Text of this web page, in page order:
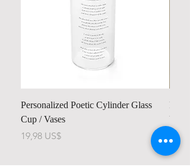
Personalized Poetic Cylinder Glass
Cup / Vases
Precio
19,98 US$ Precio